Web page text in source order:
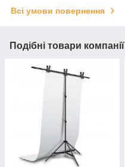
Всі умови повернення
Подібні товари компанії